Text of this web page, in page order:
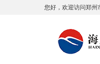
您好，欢迎访问郑州